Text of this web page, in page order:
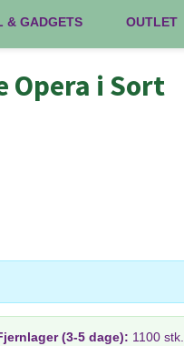
& GADGETS OUTLET
Opera i Sort
(3-5 dage): 1100 stk.